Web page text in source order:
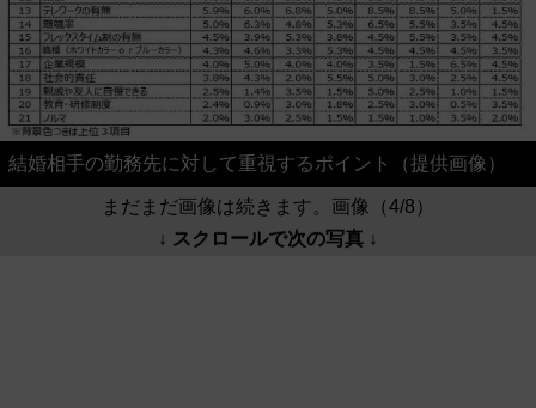
結婚相手の勤務先に対して重視するポイント（提供画像）
まだまだ画像は続きます。画像（4/8）
↓ スクロールで次の写真 ↓